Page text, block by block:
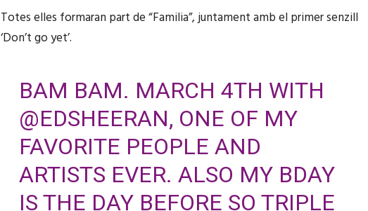
Totes elles formaran part de “Familia”, juntament amb el primer senzill
‘Don’t go yet’.
BAM BAM. MARCH 4TH WITH
@EDSHEERAN, ONE OF MY
FAVORITE PEOPLE AND
ARTISTS EVER. ALSO MY BDAY
IS THE DAY BEFORE SO TRIPLE